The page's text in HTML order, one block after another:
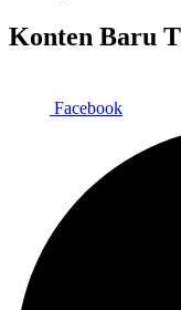
Konten Baru
Facebook